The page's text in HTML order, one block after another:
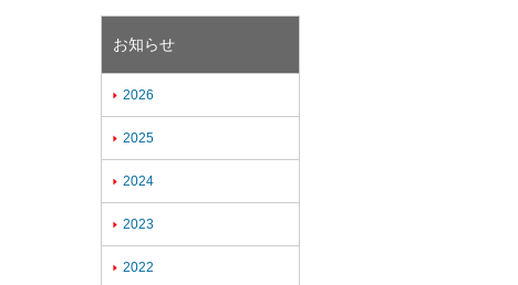
お知らせ
 2026
 2025
 2024
 2023
 2022